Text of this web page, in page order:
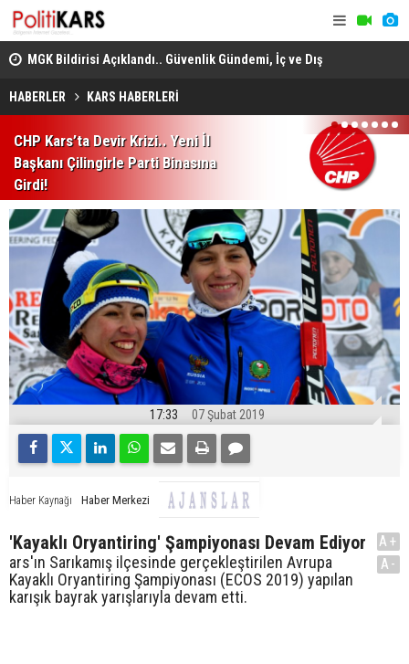
MGK Bildirisi Açıklandı.. Güvenlik Gündemi, İç ve Dış
Politika Başlıkları Değerlendirildi!
HABERLER KARS HABERLERİ
CHP Kars’ta Devir Krizi.. Yeni İl
Başkanı Çilingirle Parti Binasına
Girdi!
1 2 3 4 5 6 7
17:33 07 Şubat 2019
Haber Kaynağı Haber Merkezi
'Kayaklı Oryantiring' Şampiyonası Devam Ediyor
ars'ın Sarıkamış ilçesinde gerçekleştirilen Avrupa
Kayaklı Oryantiring Şampiyonası (ECOS 2019) yapılan
karışık bayrak yarışlarıyla devam etti.
A+
A-